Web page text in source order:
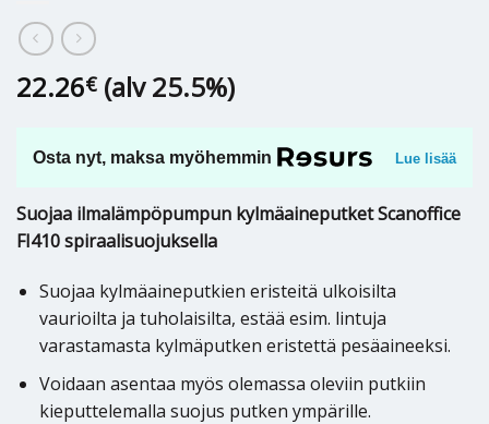
22.26€ (alv 25.5%)
Osta nyt, maksa myöhemmin Lue lisää
Suojaa ilmalämpöpumpun kylmäaineputket Scanoffice
FI410 spiraalisuojuksella
Suojaa kylmäaineputkien eristeitä ulkoisilta
vaurioilta ja tuholaisilta, estää esim. lintuja
varastamasta kylmäputken eristettä pesäaineeksi.
Voidaan asentaa myös olemassa oleviin putkiin
kieputtelemalla suojus putken ympärille.